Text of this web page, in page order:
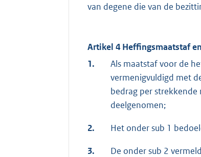
van degene die van de
Artikel 4 Heffingsmaatstaf
1.
Als maatstaf voor de
vermenigvuldigd met
bedrag per
deelgenomen;
2. Het onder sub 1
3.
De onder sub 2